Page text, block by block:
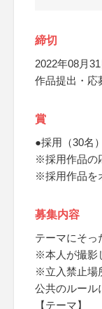
締切
2022年08月
作品提出・応
賞
●採用（30名
※採用作品の
※採用作品を
募集内容
テーマにそっ
※本人が撮影
※立入禁止場
公共のルール
【テーマ】